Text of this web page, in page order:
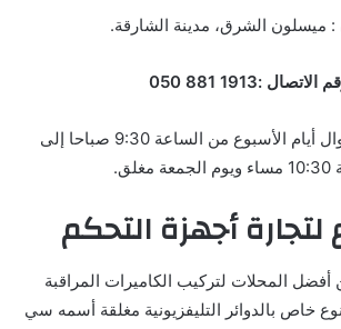
: ميسلون الشرق، مدينة الشارقة.
الاتصال :1913 881 050
: طوال أيام الأسبوع من الساعة 9:30 صباحا إلى
أجهزة التحكم
المحلات لتركيب الكاميرات المراقبة
خاص بالدوائر التليفزيونية مغلقة أسمه سي